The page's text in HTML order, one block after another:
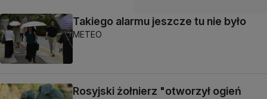
Takiego alarmu jeszcze tu nie było
METEO
Rosyjski żołnierz "otworzył ogień